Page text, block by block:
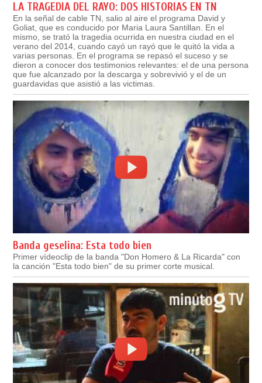
LA TRAGEDIA DEL RAYO: DOS HISTORIAS EN TN
En la señal de cable TN, salio al aire el programa David y
Goliat, que es conducido por Maria Laura Santillan. En el
mismo, se trató la tragedia ocurrida en nuestra ciudad en el
verano del 2014, cuando cayó un rayó que le quitó la vida a
varias personas. En el programa se repasó el suceso y se
dieron a conocer dos testimonios relevantes: el de una persona
que fue alcanzado por la descarga y sobrevivió y el de un
guardavidas que asistió a las victimas.
Banda geselina: Esta todo bien
Primer vídeoclip de la banda "Don Homero & La Ricarda" con
la canción "Esta todo bien" de su primer corte musical.